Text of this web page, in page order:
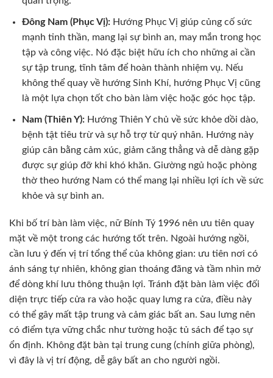
Đông Nam (Phục Vị):Hướng Phục Vị giúp củng cố sức
mạnh tinh thần, mang lại sự bình an, may mắn trong học
tập và công việc. Nó đặc biệt hữu ích cho những ai cần
sự tập trung, tĩnh tâm để hoàn thành nhiệm vụ. Nếu
không thể quay về hướng Sinh Khí, hướng Phục Vị cũng
là một lựa chọn tốt cho bàn làm việc hoặc góc học tập.
Nam (Thiên Y):Hướng Thiên Y chủ về sức khỏe dồi dào,
bệnh tật tiêu trừ và sự hỗ trợ từ quý nhân. Hướng này
giúp cân bằng cảm xúc, giảm căng thẳng và dễ dàng gặp
được sự giúp đỡ khi khó khăn. Giường ngủ hoặc phòng
thờ theo hướng Nam có thể mang lại nhiều lợi ích về sức
khỏe và sự bình an.
Khi bố trí bàn làm việc, nữ Bính Tý 1996 nên ưu tiên quay
mặt về một trong các hướng tốt trên. Ngoài hướng ngồi,
cần lưu ý đến vị trí tổng thể của không gian: ưu tiên nơi có
ánh sáng tự nhiên, không gian thoáng đãng và tầm nhìn mở
để dòng khí lưu thông thuận lợi. Tránh đặt bàn làm việc đối
diện trực tiếp cửa ra vào hoặc quay lưng ra cửa, điều này
có thể gây mất tập trung và cảm giác bất an. Sau lưng nên
có điểm tựa vững chắc như tường hoặc tủ sách để tạo sự
ổn định. Không đặt bàn tại trung cung (chính giữa phòng),
vì đây là vị trí động, dễ gây bất an cho người ngồi.